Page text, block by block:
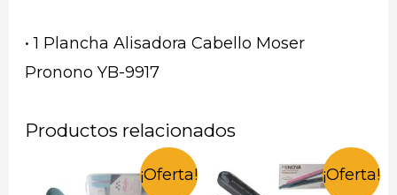
• 1 Plancha Alisadora Cabello Moser
Pronono YB-9917
Productos relacionados
¡Oferta! ¡Oferta!